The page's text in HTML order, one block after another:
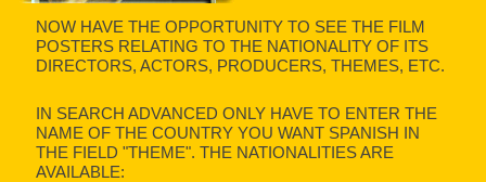
NOW HAVE THE OPPORTUNITY TO SEE THE FILM
POSTERS RELATING TO THE NATIONALITY OF ITS
DIRECTORS, ACTORS, PRODUCERS, THEMES, ETC.
IN SEARCH ADVANCED ONLY HAVE TO ENTER THE
NAME OF THE COUNTRY YOU WANT SPANISH IN
THE FIELD "THEME". THE NATIONALITIES ARE
AVAILABLE: